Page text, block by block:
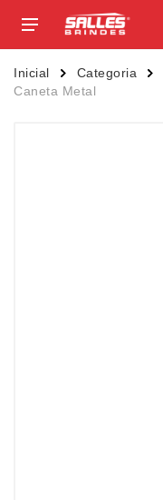
Inicial Categoria
Caneta Metal